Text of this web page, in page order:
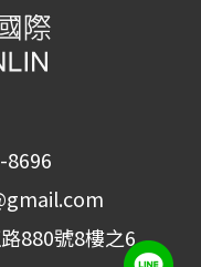
8696
880號8樓之6